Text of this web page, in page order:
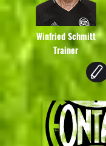
Winfried Schmitt
Trainer